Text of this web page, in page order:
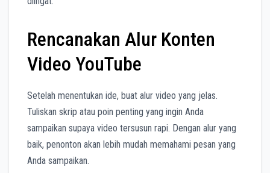
Rencanakan Alur Konten
Video YouTube
Setelah menentukan ide, buat alur video yang jelas.
Tuliskan skrip atau poin penting yang ingin Anda
sampaikan supaya video tersusun rapi. Dengan alur yang
baik, penonton akan lebih mudah memahami pesan yang
Anda sampaikan.